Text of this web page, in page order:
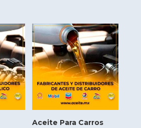
Aceite Para Carros